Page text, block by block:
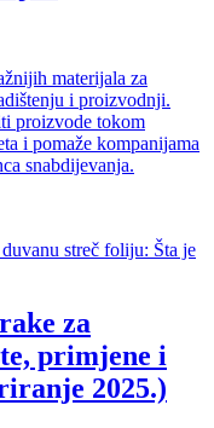
materijala za
i proizvodnji.
proizvode tokom
i pomaže kompanijama
snabdijevanja.
za
primjene i
2025.)